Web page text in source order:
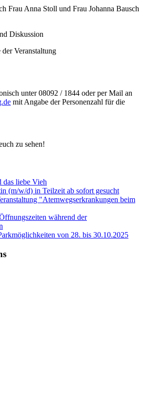
Frau Anna Stoll und Frau Johanna Bausch
Diskussion
Veranstaltung
unter 08092 / 1844 oder per Mail an
mit Angabe der Personenzahl für die
zu sehen!
das liebe Vieh
(m/w/d) in Teilzeit ab sofort gesucht
"Atemwegserkrankungen beim
während der
von 28. bis 30.10.2025